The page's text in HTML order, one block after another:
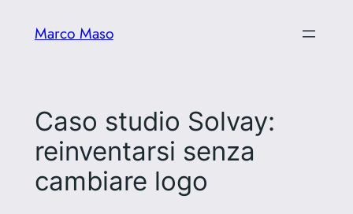
Marco Maso
Caso studio Solvay:
reinventarsi senza
cambiare logo